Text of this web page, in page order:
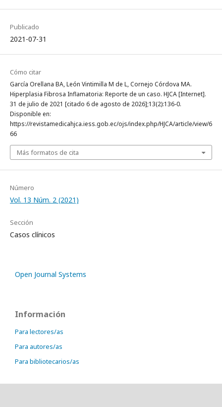
Publicado
2021-07-31
Cómo citar
García Orellana BA, León Vintimilla M de L, Cornejo Córdova MA.
Hiperplasia Fibrosa Inflamatoria: Reporte de un caso. HJCA [Internet].
31 de julio de 2021 [citado 6 de agosto de 2026];13(2):136-0.
Disponible en:
https://revistamedicahjca.iess.gob.ec/ojs/index.php/HJCA/article/view/6
66
Más formatos de cita
Número
Vol. 13 Núm. 2 (2021)
Sección
Casos clínicos
Open Journal Systems
Información
Para lectores/as
Para autores/as
Para bibliotecarios/as